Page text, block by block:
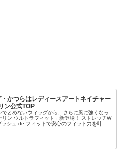
かつらはレディースアートネイチャー
ン公式TOP
でとめないウィッグから、さらに風に強くなっ
リン ウルトラフィット」新登場！ ストレッチW
ッシュ de フィットで安心のフィット力を叶え